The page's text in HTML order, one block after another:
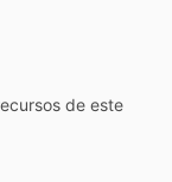
de este